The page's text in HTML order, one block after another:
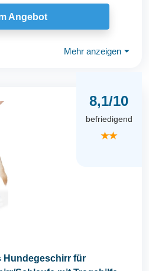
Angebot
Mehr anzeigen ⏷
8,1/10
befriedigend
★★
Hundegeschirr für